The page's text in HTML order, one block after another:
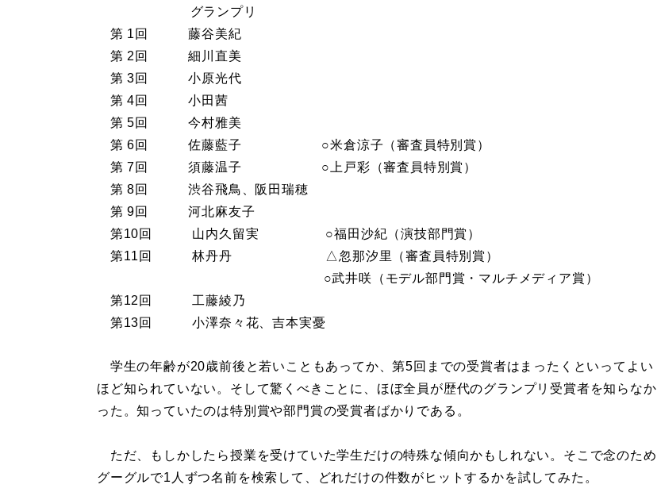
グランプリ
第 1回 藤谷美紀
第 2回 細川直美
第 3回 小原光代
第 4回 小田茜
第 5回 今村雅美
第 6回 佐藤藍子 ○米倉涼子（審査員特別賞）
第 7回 須藤温子 ○上戸彩（審査員特別賞）
第 8回 渋谷飛鳥、阪田瑞穂
第 9回 河北麻友子
第10回 山内久留実 ○福田沙紀（演技部門賞）
第11回 林丹丹 △忽那汐里（審査員特別賞）
○武井咲（モデル部門賞・マルチメディア賞）
第12回 工藤綾乃
第13回 小澤奈々花、吉本実憂
学生の年齢が20歳前後と若いこともあってか、第5回までの受賞者はまったくといってよい
ほど知られていない。そして驚くべきことに、ほぼ全員が歴代のグランプリ受賞者を知らなか
った。知っていたのは特別賞や部門賞の受賞者ばかりである。
ただ、もしかしたら授業を受けていた学生だけの特殊な傾向かもしれない。そこで念のため
グーグルで1人ずつ名前を検索して、どれだけの件数がヒットするかを試してみた。